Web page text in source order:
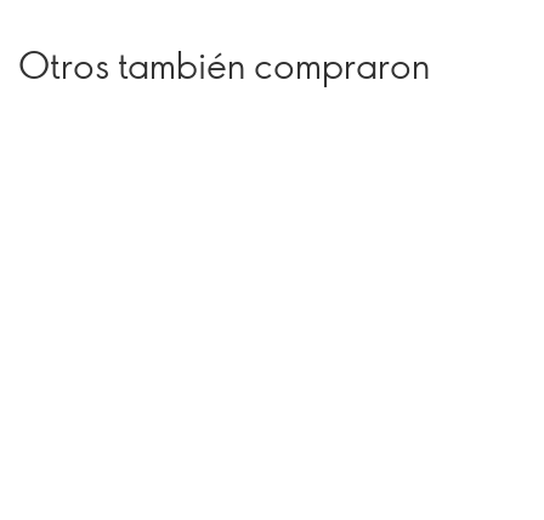
Otros también compraron